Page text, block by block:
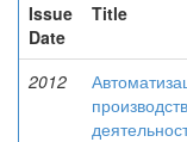
Issue
Date
Title
2012